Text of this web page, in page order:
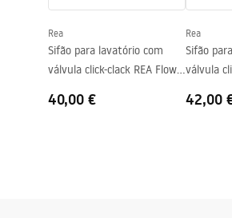
Furo da bateria
Furo de transbordamento
Rea
Sifão para lavatório com
válvula click-clack REA Flow
40,00 €
Rea
Sifão
válvula
42,00